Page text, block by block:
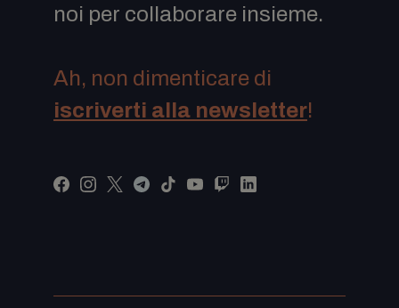
noi per collaborare insieme.
Ah, non dimenticare di
iscriverti alla newsletter!